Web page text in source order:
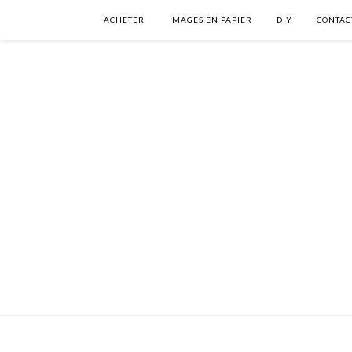
ACHETER IMAGES EN PAPIER DIY